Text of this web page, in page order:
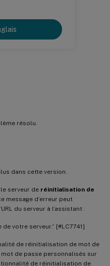
résolu.
dans cette version.
serveur de réinitialisation de
ce message d’erreur peut
du serveur à l’assistant :
votre serveur.” [#LC7741]
de réinitialisation de mot de
de passe personnalisés sur
de réinitialisation de